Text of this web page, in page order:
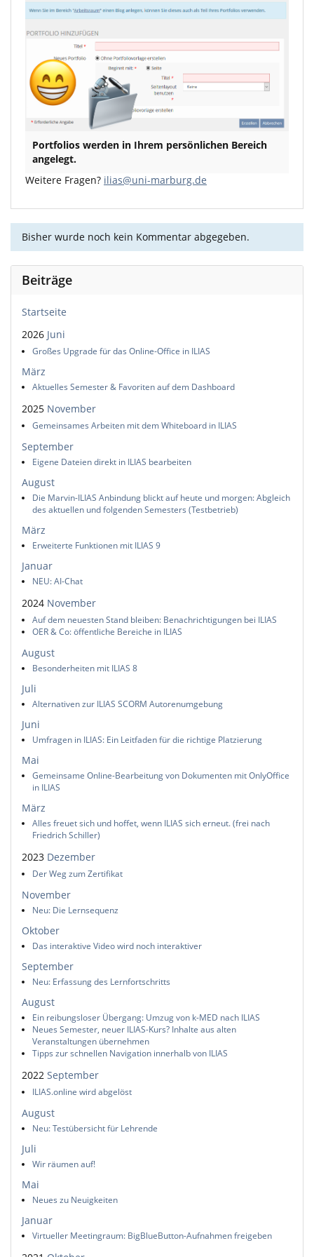
Portfolios werden in Ihrem persönlichen Bereich
angelegt.
Weitere Fragen? ilias@uni-marburg.de
Bisher wurde noch kein Kommentar abgegeben.
Beiträge
Startseite
2026 Juni
Großes Upgrade für das Online-Office in ILIAS
März
Aktuelles Semester & Favoriten auf dem Dashboard
2025 November
Gemeinsames Arbeiten mit dem Whiteboard in ILIAS
September
Eigene Dateien direkt in ILIAS bearbeiten
August
Die Marvin-ILIAS Anbindung blickt auf heute und morgen: Abgleich
des aktuellen und folgenden Semesters (Testbetrieb)
März
Erweiterte Funktionen mit ILIAS 9
Januar
NEU: AI-Chat
2024 November
Auf dem neuesten Stand bleiben: Benachrichtigungen bei ILIAS
OER & Co: öffentliche Bereiche in ILIAS
August
Besonderheiten mit ILIAS 8
Juli
Alternativen zur ILIAS SCORM Autorenumgebung
Juni
Umfragen in ILIAS: Ein Leitfaden für die richtige Platzierung
Mai
Gemeinsame Online-Bearbeitung von Dokumenten mit OnlyOffice
in ILIAS
März
Alles freuet sich und hoffet, wenn ILIAS sich erneut. (frei nach
Friedrich Schiller)
2023 Dezember
Der Weg zum Zertifikat
November
Neu: Die Lernsequenz
Oktober
Das interaktive Video wird noch interaktiver
September
Neu: Erfassung des Lernfortschritts
August
Ein reibungsloser Übergang: Umzug von k-MED nach ILIAS
Neues Semester, neuer ILIAS-Kurs? Inhalte aus alten
Veranstaltungen übernehmen
Tipps zur schnellen Navigation innerhalb von ILIAS
2022 September
ILIAS.online wird abgelöst
August
Neu: Testübersicht für Lehrende
Juli
Wir räumen auf!
Mai
Neues zu Neuigkeiten
Januar
Virtueller Meetingraum: BigBlueButton-Aufnahmen freigeben